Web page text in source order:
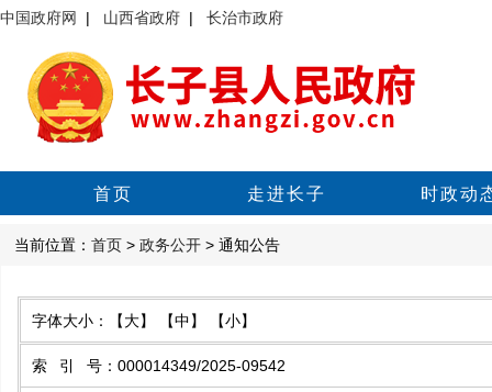
中国政府网 | 山西省政府 | 长治市政府
首页 走进长子 时政动
当前位置： 首页 > 政务公开 > 通知公告
字体大小： 【大】 【中】 【小】
索引号 ： 000014349/2025-09542